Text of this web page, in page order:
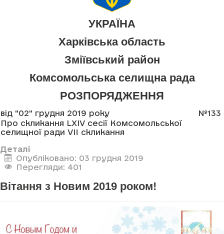
УКРАЇНА
Харківська область
Зміївський район
Комсомольська селищна рада
РОЗПОРЯДЖЕННЯ
від "02" грудня 2019 року
№133
Про скликання LXIV сесії Комсомольської
селищної ради VII скликання
Деталі
Опубліковано: 03 грудня 2019
Перегляди: 401
Вітання з Новим 2019 роком!